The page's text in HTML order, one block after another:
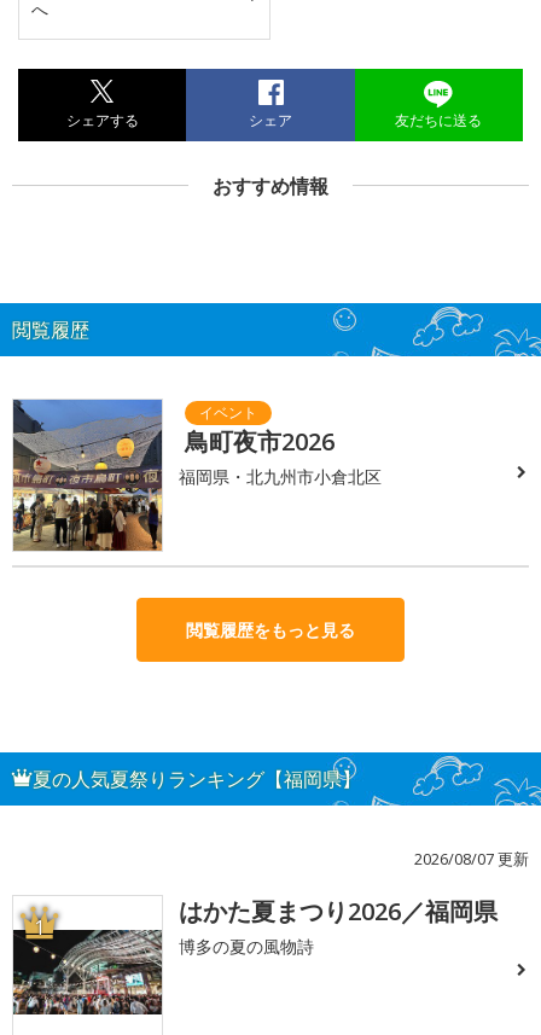
へ
シェアする シェア 友だちに送る
おすすめ情報
閲覧履歴
鳥町夜市2026
福岡県・北九州市小倉北区
閲覧履歴をもっと見る
夏の人気夏祭りランキング【福岡県】
2026/08/07 更新
1 はかた夏まつり2026／福岡県
博多の夏の風物詩